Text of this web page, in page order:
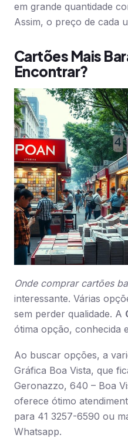
em grande quantidade
Assim, o preço de cada
Cartões Mais
Encontrar?
Onde comprar cartões
interessante. Várias
sem perder qualidade. A
ótima opção, conhecida
Ao buscar opções, a
Gráfica Boa Vista, que
Geronazzo, 640 – Boa
oferece ótimo
para 41 3257-6590 ou
Whatsapp.